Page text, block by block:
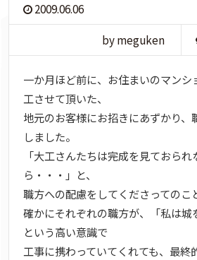
2009.06.06
by meguken
一か月ほど前に、お住まいのマン
工させて頂いた、
地元のお客様にお招きにあずかり、
しました。
「大工さんたちは完成を見ておら
ら・・・」と、
職方への配慮をしてくださってのこ
確かにそれぞれの職方が、「私は城
という高い意識で
工事に携わっていてくれても、最終